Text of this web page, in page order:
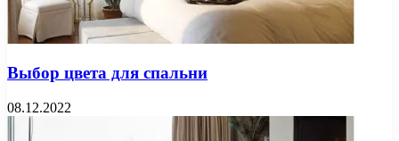
Выбор цвета для спальни
08.12.2022